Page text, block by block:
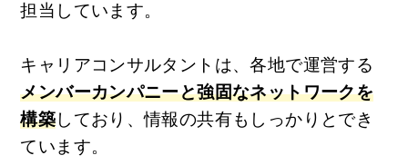
担当しています。
キャリアコンサルタントは、各地で運営する
メンバーカンパニーと強固なネットワークを
構築しており、情報の共有もしっかりとでき
ています。